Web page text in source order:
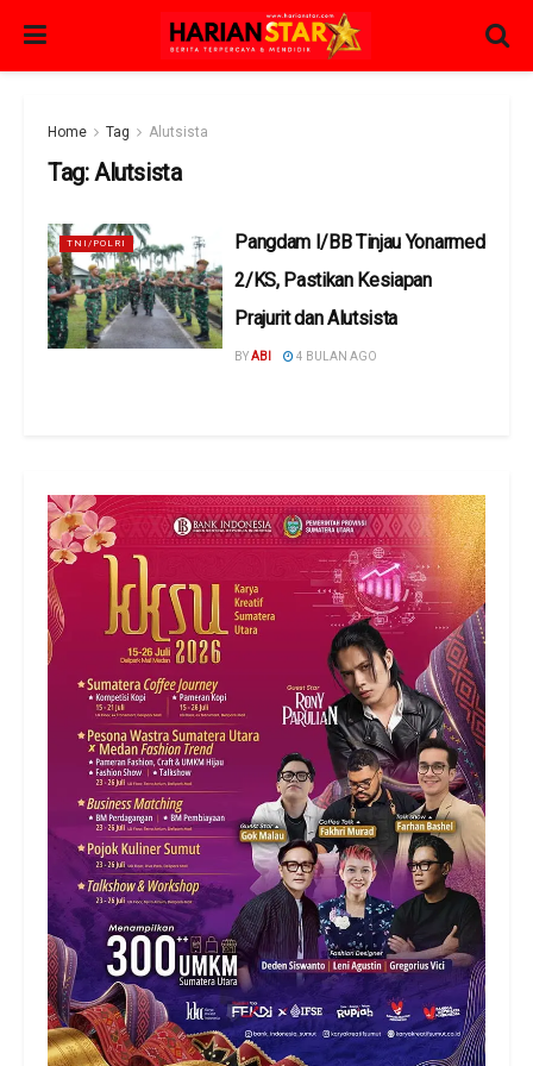
Home Tag Alutsista
Tag:Alutsista
TNI/POLRI
Pangdam I/BB Tinjau Yonarmed
2/KS, Pastikan Kesiapan
Prajurit dan Alutsista
BYABI 4 BULAN AGO